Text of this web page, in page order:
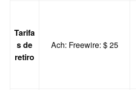
Tarifa
s de
retiro
Ach: Freewire: $ 25